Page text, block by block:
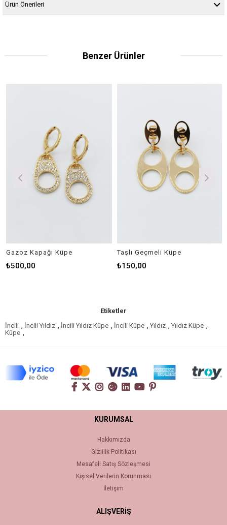
Ürün Önerileri
Benzer Ürünler
Gazoz Kapağı Küpe
₺500,00
Taşlı Geçmeli Küpe
₺150,00
Etiketler
İncili
İncili Yıldız İncili Yıldız Küpe İncili Küpe Yıldız Yıldız Küpe
Küpe
KURUMSAL
Hakkımızda
Gizlilik Politikası
Mesafeli Satış Sözleşmesi
Kişisel Verilerin Korunması
İletişim
ALIŞVERİŞ